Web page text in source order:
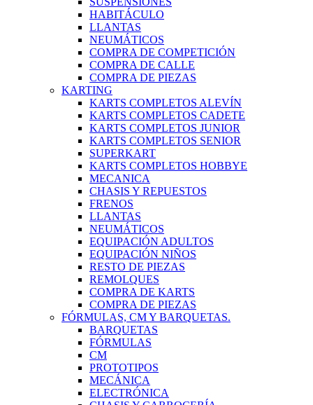
HABITÁCULO
LLANTAS
NEUMÁTICOS
COMPRA DE COMPETICIÓN
COMPRA DE CALLE
COMPRA DE PIEZAS
KARTING
KARTS COMPLETOS ALEVÍN
KARTS COMPLETOS CADETE
KARTS COMPLETOS JUNIOR
KARTS COMPLETOS SENIOR
SUPERKART
KARTS COMPLETOS HOBBYE
MECANICA
CHASIS Y REPUESTOS
FRENOS
LLANTAS
NEUMÁTICOS
EQUIPACIÓN ADULTOS
EQUIPACIÓN NIÑOS
RESTO DE PIEZAS
REMOLQUES
COMPRA DE KARTS
COMPRA DE PIEZAS
FÓRMULAS, CM Y BARQUETAS.
BARQUETAS
FÓRMULAS
CM
PROTOTIPOS
MECÁNICA
ELECTRÓNICA